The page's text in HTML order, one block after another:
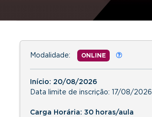
Modalidade: ONLINE
Início: 20/08/2026
Data limite de inscrição: 17/08/2026
Carga Horária: 30 horas/aula